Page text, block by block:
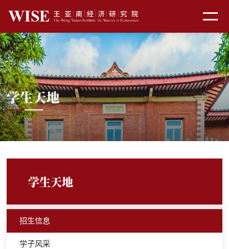
学生天地
学生天地
招生信息
学子风采